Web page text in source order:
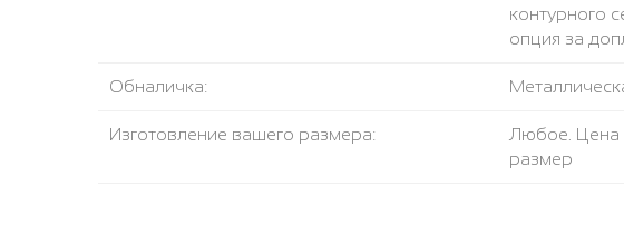
контурного
опция за
Обналичка:
Изготовление вашего размера:
Любое. Цена
размер